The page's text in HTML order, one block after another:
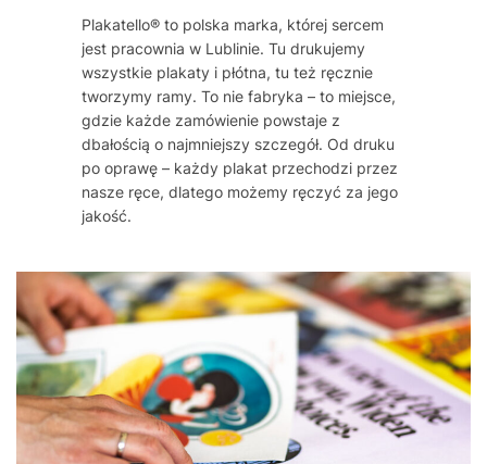
Plakatello® to polska marka, której sercem
jest pracownia w Lublinie. Tu drukujemy
wszystkie plakaty i płótna, tu też ręcznie
tworzymy ramy. To nie fabryka – to miejsce,
gdzie każde zamówienie powstaje z
dbałością o najmniejszy szczegół. Od druku
po oprawę – każdy plakat przechodzi przez
nasze ręce, dlatego możemy ręczyć za jego
jakość.